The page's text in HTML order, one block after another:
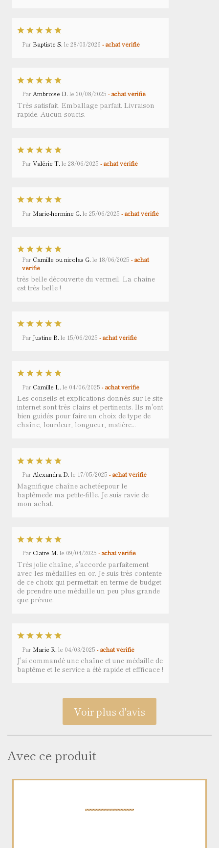
Par Baptiste S. le 28/03/2026 - achat vérifié
Par Ambroise D. le 30/08/2025 - achat vérifié
Très satisfait. Emballage parfait. Livraison
rapide. Aucun soucis.
ParValérie T. le 28/06/2025 - achat vérifié
Par Marie-hermine G. le 25/06/2025 - achat vérifié
Par Camille ou nicolas G. le 18/06/2025 - achat
vérifié
très belle découverte du vermeil. La chaine
est très belle !
Par Justine B. le 15/06/2025 - achat vérifié
Par Camille L. le 04/06/2025 - achat vérifié
Les conseils et explications donnés sur le site
internet sont très clairs et pertinents. Ils m'ont
bien guidés pour faire un choix de type de
chaîne, lourdeur, longueur, matière...
Par Alexandra D. le 17/05/2025 - achat vérifié
Magnifique chaîne achetéepour le
baptêmede ma petite-fille. Je suis ravie de
mon achat.
Par Claire M. le 09/04/2025 - achat vérifié
Très jolie chaîne, s'accorde parfaitement
avec les médailles en or. Je suis très contente
de ce choix qui permettait en terme de budget
de prendre une médaille un peu plus grande
que prévue.
Par Marie R. le 04/03/2025 - achat vérifié
J'ai commandé une chaîne et une médaille de
baptême et le service a été rapide et effficace !
Voir plus d'avis
Avec ce produit